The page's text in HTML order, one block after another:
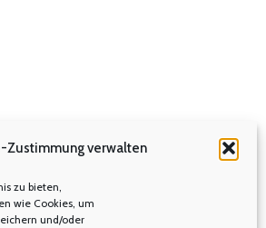
Zustimmung verwalten
zu bieten,
wie Cookies, um
und/oder